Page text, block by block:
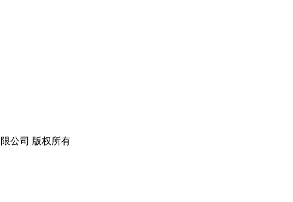
公司 版权所有